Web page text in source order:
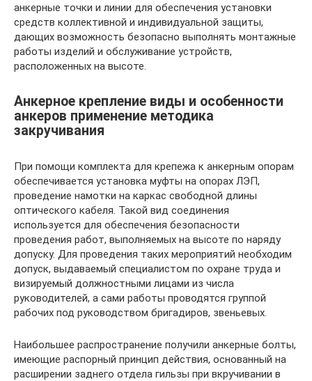
анкерные точки и линии для обеспечения установки
средств коллективной и индивидуальной защиты,
дающих возможность безопасно выполнять монтажные
работы изделий и обслуживание устройств,
расположенных на высоте.
Анкерное крепление виды и особенности
анкеров применение методика
закручивания
При помощи комплекта для крепежа к анкерным опорам
обеспечивается установка муфты на опорах ЛЭП,
проведение намотки на каркас свободной длины
оптического кабеля. Такой вид соединения
используется для обеспечения безопасности
проведения работ, выполняемых на высоте по наряду
допуску. Для проведения таких мероприятий необходим
допуск, выдаваемый специалистом по охране труда и
визируемый должностными лицами из числа
руководителей, а сами работы проводятся группой
рабочих под руководством бригадиров, звеньевых.
Наибольшее распространение получили анкерные болты,
имеющие распорный принцип действия, основанный на
расширении заднего отдела гильзы при вкручивании в